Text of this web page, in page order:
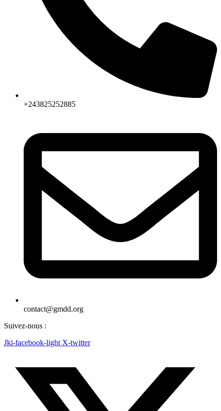
+243825252885
contact@gmdd.org
Suivez-nous :
Jki-facebook-light X-twitter